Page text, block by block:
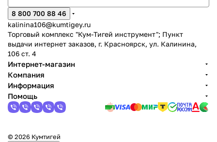
8 800 700 88 46
kalinina106@kumtigey.ru
Торговый комплекс "Кум-Тигей инструмент"; Пункт
выдачи интернет заказов, г. Красноярск, ул. Калинина,
106 ст. 4
Интернет-магазин
Компания
Информация
Помощь
© 2026 Кумтигей